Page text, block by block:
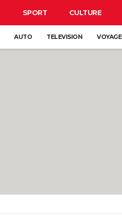
SPORT CULTURE
AUTO TELEVISION VOYAGE